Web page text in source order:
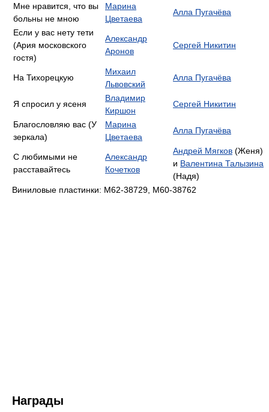
Мне нравится, что вы
больны не мною
Марина
Цветаева
Алла Пугачёва
Если у вас нету тети
(Ария московского
гостя)
Александр
Аронов
Сергей Никитин
На Тихорецкую
Михаил
Львовский
Алла Пугачёва
Я спросил у ясеня
Владимир
Киршон
Сергей Никитин
Благословляю вас (У
зеркала)
Марина
Цветаева
Алла Пугачёва
С любимыми не
расставайтесь
Александр
Кочетков
Андрей Мягков (Женя)
и Валентина Талызина
(Надя)
Виниловые пластинки: М62-38729, M60-38762
Награды